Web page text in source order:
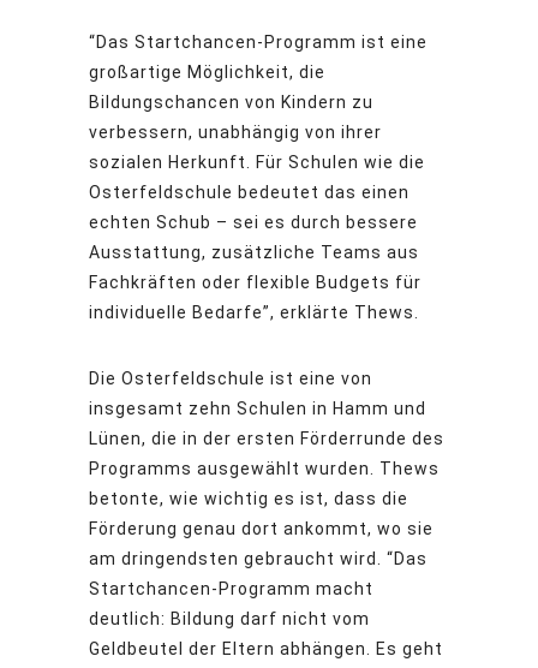
“Das Startchancen-Programm ist eine
großartige Möglichkeit, die
Bildungschancen von Kindern zu
verbessern, unabhängig von ihrer
sozialen Herkunft. Für Schulen wie die
Osterfeldschule bedeutet das einen
echten Schub – sei es durch bessere
Ausstattung, zusätzliche Teams aus
Fachkräften oder flexible Budgets für
individuelle Bedarfe”, erklärte Thews.
Die Osterfeldschule ist eine von
insgesamt zehn Schulen in Hamm und
Lünen, die in der ersten Förderrunde des
Programms ausgewählt wurden. Thews
betonte, wie wichtig es ist, dass die
Förderung genau dort ankommt, wo sie
am dringendsten gebraucht wird. “Das
Startchancen-Programm macht
deutlich: Bildung darf nicht vom
Geldbeutel der Eltern abhängen. Es geht